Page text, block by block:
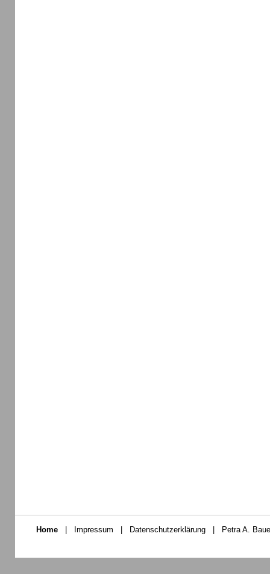
Home Impressum Datenschutzerklärung Petra A.